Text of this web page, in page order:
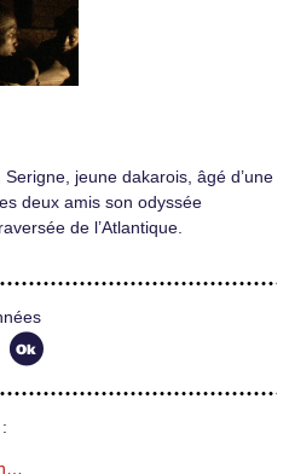
jeune dakarois, âgé d’une
deux amis son odyssée
de l’Atlantique.